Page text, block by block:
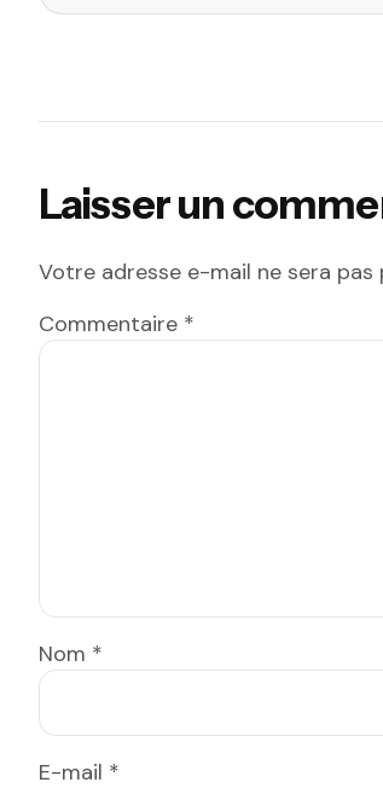
Laisser un
Votre adresse e-mail ne sera pas
Commentaire *
Nom *
E-mail *